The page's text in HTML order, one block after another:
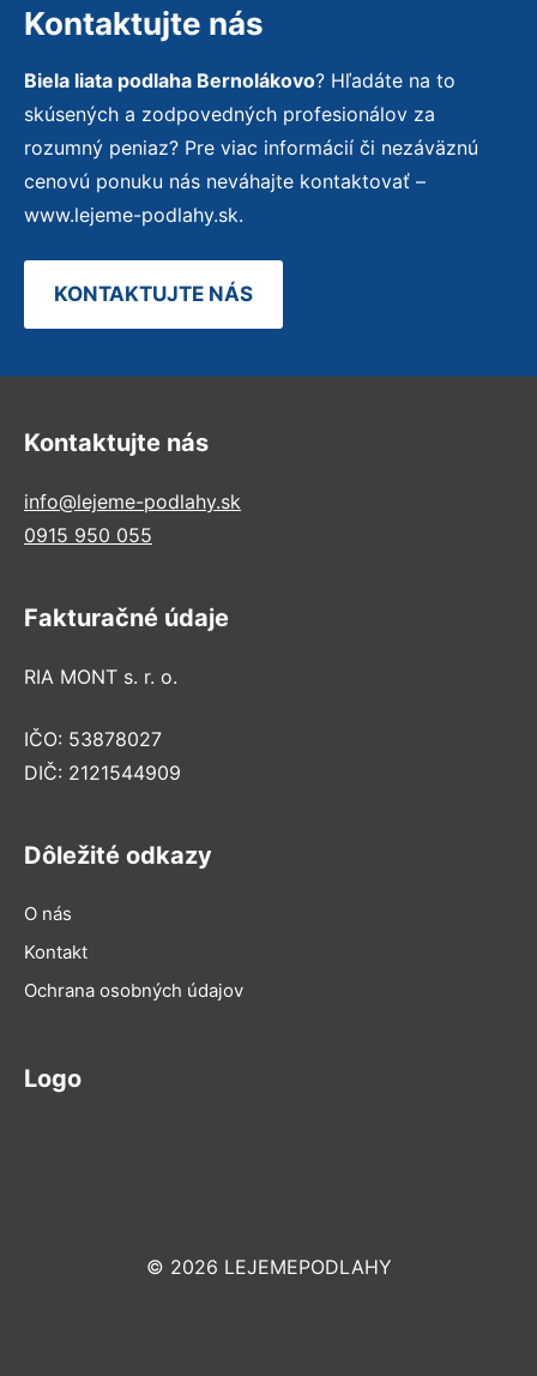
Kontaktujte nás
Biela liata podlaha Bernolákovo? Hľadáte na to
skúsených a zodpovedných profesionálov za
rozumný peniaz? Pre viac informácií či nezáväznú
cenovú ponuku nás neváhajte kontaktovať –
www.lejeme-podlahy.sk.
KONTAKTUJTE NÁS
Kontaktujte nás
info@lejeme-podlahy.sk
0915 950 055
Fakturačné údaje
RIA MONT s. r. o.
IČO: 53878027
DIČ: 2121544909
Dôležité odkazy
O nás
Kontakt
Ochrana osobných údajov
Logo
© 2026 LEJEMEPODLAHY